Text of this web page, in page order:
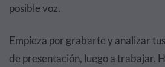
posible voz.
Empieza por grabarte y analizar
de presentación, luego a trabajar.